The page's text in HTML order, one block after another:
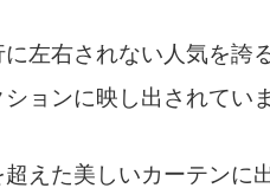
に左右されない人気を誇
ションに映し出されてい
超えた美しいカーテンに